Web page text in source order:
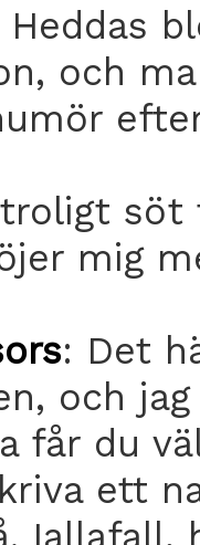
Heddas
och
söt
mig
: Det
och
får du
ett